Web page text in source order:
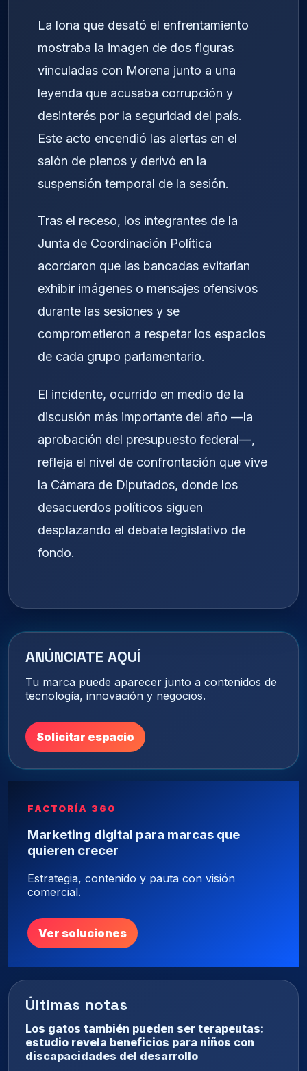
La lona que desató el enfrentamiento
mostraba la imagen de dos figuras
vinculadas con Morena junto a una
leyenda que acusaba corrupción y
desinterés por la seguridad del país.
Este acto encendió las alertas en el
salón de plenos y derivó en la
suspensión temporal de la sesión.
Tras el receso, los integrantes de la
Junta de Coordinación Política
acordaron que las bancadas evitarían
exhibir imágenes o mensajes ofensivos
durante las sesiones y se
comprometieron a respetar los espacios
de cada grupo parlamentario.
El incidente, ocurrido en medio de la
discusión más importante del año —la
aprobación del presupuesto federal—,
refleja el nivel de confrontación que vive
la Cámara de Diputados, donde los
desacuerdos políticos siguen
desplazando el debate legislativo de
fondo.
ANÚNCIATE AQUÍ
Tu marca puede aparecer junto a contenidos de
tecnología, innovación y negocios.
Solicitar espacio
FACTORÍA 360
Marketing digital para marcas que
quieren crecer
Estrategia, contenido y pauta con visión
comercial.
Ver soluciones
Últimas notas
Los gatos también pueden ser terapeutas:
estudio revela beneficios para niños con
discapacidades del desarrollo